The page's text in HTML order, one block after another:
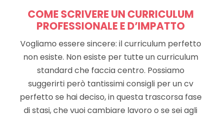
COME SCRIVERE UN CURRICULUM
PROFESSIONALE E D’IMPATTO
Vogliamo essere sincere: il curriculum perfetto
non esiste. Non esiste per tutte un curriculum
standard che faccia centro. Possiamo
suggerirti però tantissimi consigli per un cv
perfetto se hai deciso, in questa trascorsa fase
di stasi, che vuoi cambiare lavoro o se sei agli